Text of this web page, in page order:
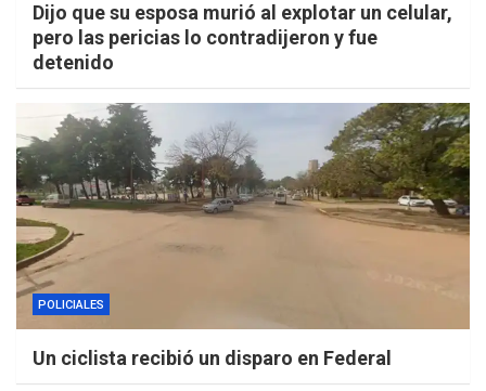
Dijo que su esposa murió al explotar un celular,
pero las pericias lo contradijeron y fue
detenido
POLICIALES
Un ciclista recibió un disparo en Federal